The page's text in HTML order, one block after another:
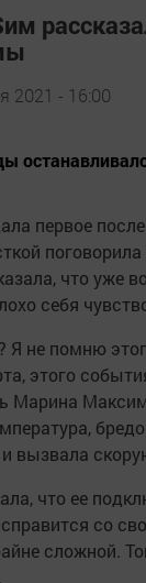
2021 - 16:00
первое
что уже
себя
Я не помню
этого
Марина
вызвала
что ее
со
сложной.